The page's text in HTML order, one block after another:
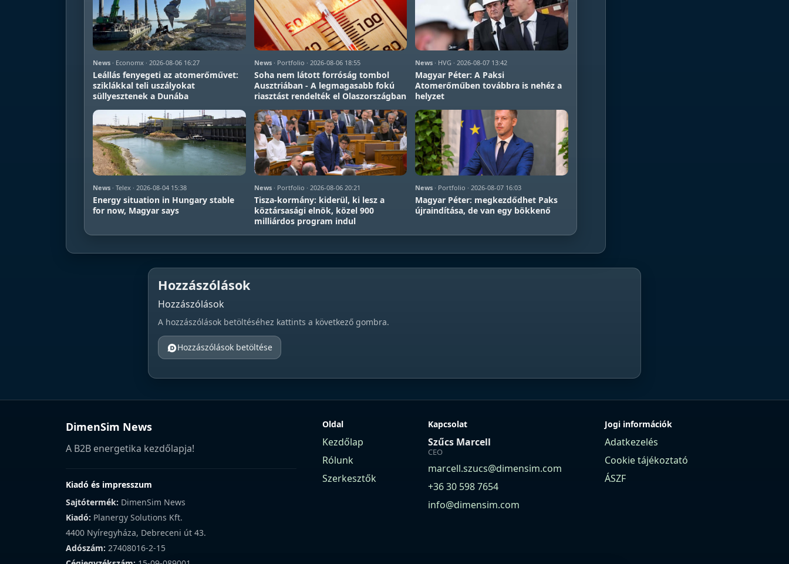
News · Economx · 2026-08-06 16:27
Leállás fenyegeti az atomerőművet:
sziklákkal teli uszályokat
süllyesztenek a Dunába
News· Portfolio · 2026-08-06 18:55
Soha nem látott forróság tombol
Ausztriában - A legmagasabb fokú
riasztást rendelték el Olaszországban
News · HVG · 2026-08-07 13:42
Magyar Péter: A Paksi
Atomerőműben továbbra is nehéz a
helyzet
News · Telex · 2026-08-04 15:38
Energy situation in Hungary stable
for now, Magyar says
News· Portfolio · 2026-08-06 20:21
Tisza-kormány: kiderül, ki lesz a
köztársasági elnök, közel 900
milliárdos program indul
News · Portfolio · 2026-08-07 16:03
Magyar Péter: megkezdődhet Paks
újraindítása, de van egy bökkenő
Hozzászólások
Hozzászólások
A hozzászólások betöltéséhez kattints a következő gombra.
Hozzászólások betöltése
DimenSim News
A B2B energetika kezdőlapja!
Kiadó és impresszum
Sajtótermék: DimenSim News
Kiadó: Planergy Solutions Kft.
4400 Nyíregyháza, Debreceni út 43.
Adószám: 27408016-2-15
Oldal
Kezdőlap
Rólunk
Szerkesztők
Kapcsolat
Szűcs Marcell
CEO
marcell.szucs@dimensim.com
+36 30 598 7654
info@dimensim.com
Jogi információk
Adatkezelés
Cookie tájékoztató
ÁSZF